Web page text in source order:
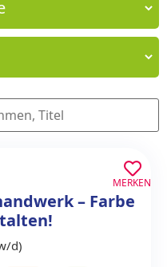
– Farbe
d)
MERKEN